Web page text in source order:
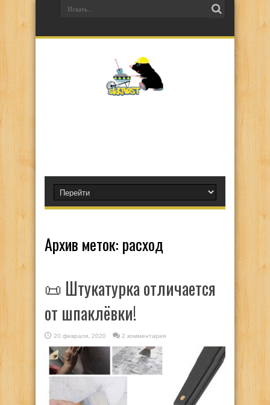
Архив меток: расход
📜 Штукатурка отличается
от шпаклёвки!
20 февраля, 2020 2 комментария